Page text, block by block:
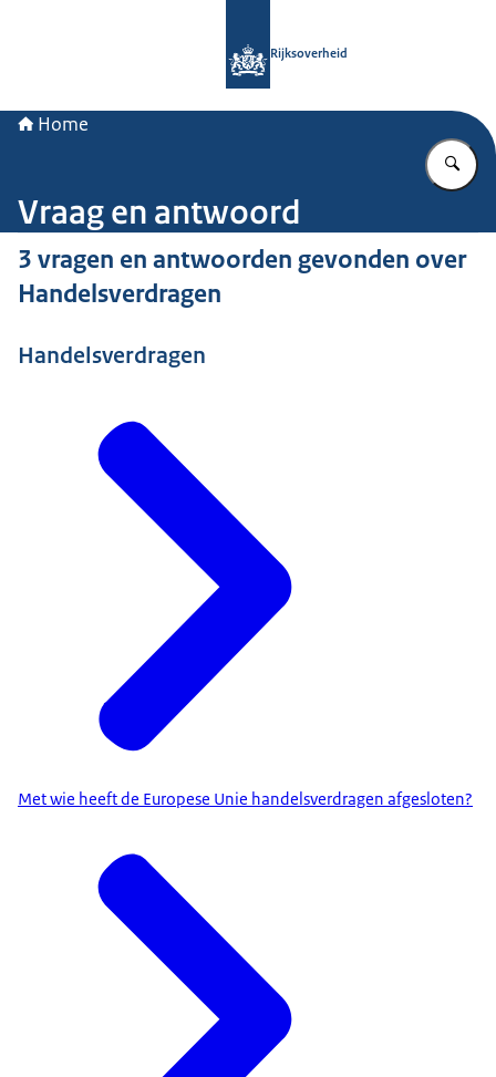
Rijksoverheid
Home
Vraag en antwoord
3 vragen en antwoorden gevonden over
Handelsverdragen
Handelsverdragen
Met wie heeft de Europese Unie handelsverdragen afgesloten?